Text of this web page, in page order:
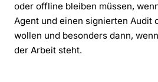
oder offline bleiben müssen,
Agent und einen signierten Audit
wollen und besonders dann,
der Arbeit steht.